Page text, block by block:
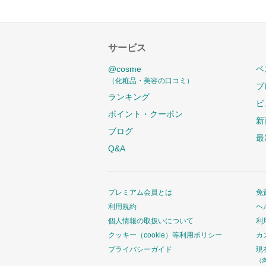
サービス
@cosme
（化粧品・美容の口コミ）
ランキング
ポイント・クーポン
ブログ
Q&A
ベ
最
プレミアム会員とは
利用規約
個人情報の取扱いについて
クッキー（cookie）等利用ポリシー
プライバシーガイド
免
ヘ
利
カ
現
（